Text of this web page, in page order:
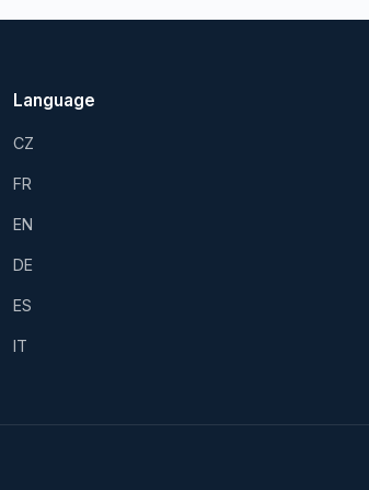
Language
CZ
FR
EN
DE
ES
IT